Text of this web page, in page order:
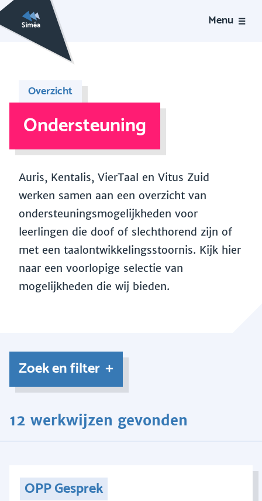
Menu
Overzicht
Ondersteuning
Auris, Kentalis, VierTaal en Vitus Zuid
werken samen aan een overzicht van
ondersteuningsmogelijkheden voor
leerlingen die doof of slechthorend zijn of
met een taalontwikkelingsstoornis. Kijk hier
naar een voorlopige selectie van
mogelijkheden die wij bieden.
Zoek en filter
12 werkwijzen gevonden
OPP Gesprek